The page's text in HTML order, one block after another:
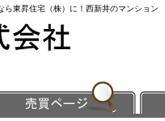
ら東昇住宅（株）に！西新井のマンシ